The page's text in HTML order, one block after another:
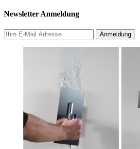
Newsletter Anmeldung